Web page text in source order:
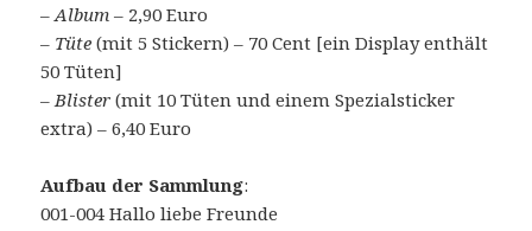
–Album – 2,90 Euro
– Tüte (mit 5 Stickern) – 70 Cent [ein Display enthält
50 Tüten]
–Blister (mit 10 Tüten und einem Spezialsticker
extra) – 6,40 Euro
Aufbau der Sammlung:
001-004 Hallo liebe Freunde